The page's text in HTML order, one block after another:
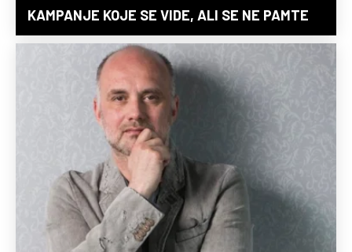
KAMPANJE KOJE SE VIDE, ALI SE NE PAMTE